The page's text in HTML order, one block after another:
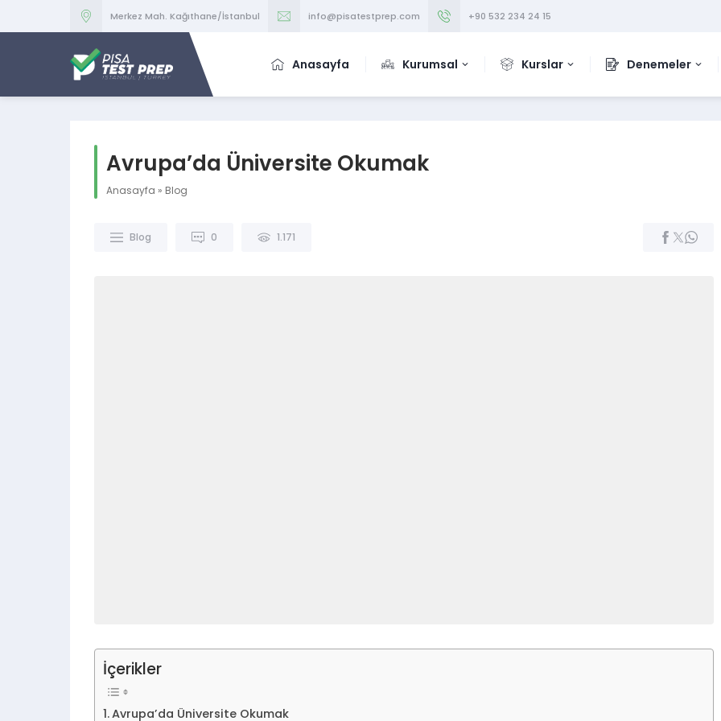
Merkez Mah. Kağıthane/İstanbul info@pisatestprep.com +90 532 234 24 15
Anasayfa Kurumsal Kurslar Denemeler
Avrupa’da Üniversite Okumak
Anasayfa » Blog
Blog 0 1.171
İçerikler
Avrupa’da Üniversite Okumak